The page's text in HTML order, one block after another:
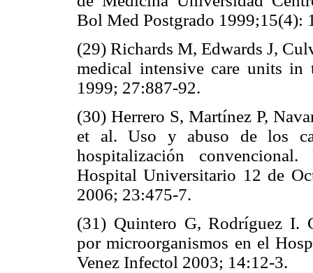
Bol Med Postgrado 1999;15(4):
(29) Richards M, Edwards J,
medical intensive care units
1999; 27:887-92.
(30) Herrero S, Martínez P,
et al. Uso y abuso de los
hospitalización
Hospital Universitario 12 de
2006; 23:475-7.
(31) Quintero G, Rodríguez I.
por microorganismos en el
Venez Infectol 2003; 14:12-3.